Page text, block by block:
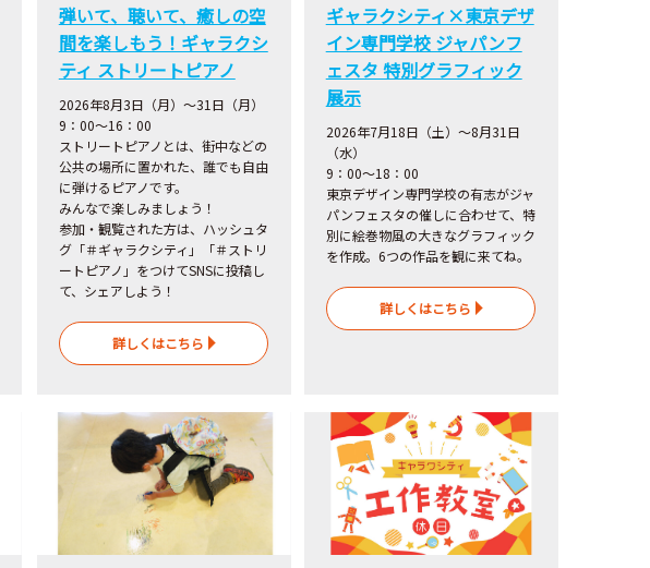
弾いて、聴いて、癒しの空
間を楽しもう！ギャラクシ
ティ ストリートピアノ
2026年8月3日（月）～31日（月）
9：00～16：00
ストリートピアノとは、街中などの
公共の場所に置かれた、誰でも自由
に弾けるピアノです。
みんなで楽しみましょう！
参加・観覧された方は、ハッシュタ
グ「＃ギャラクシティ」「＃ストリ
ートピアノ」をつけてSNSに投稿し
て、シェアしよう！
詳しくはこちら
ギャラクシティ×東京デザ
イン専門学校 ジャパンフ
ェスタ 特別グラフィック
展示
2026年7月18日（土）～8月31日
（水）
9：00～18：00
東京デザイン専門学校の有志がジャ
パンフェスタの催しに合わせて、特
別に絵巻物風の大きなグラフィック
を作成。6つの作品を観に来てね。
詳しくはこちら